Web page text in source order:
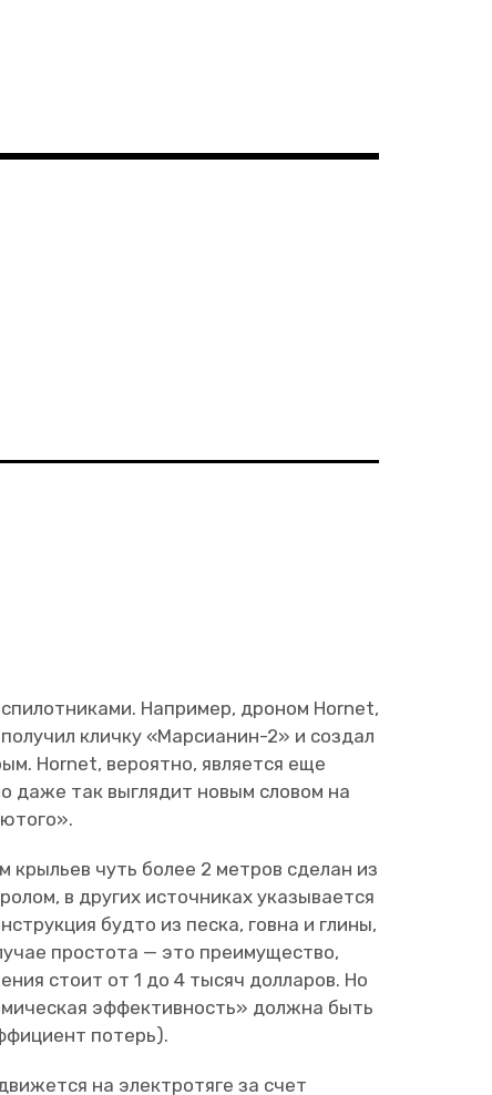
Например, дроном Hornet,
кличку «Марсианин-2» и создал
Hornet, вероятно, является еще
даже так выглядит новым словом на
крыльев чуть более 2 метров сделан из
в других источниках указывается
будто из песка, говна и глины,
простота — это преимущество,
стоит от 1 до 4 тысяч долларов. Но
эффективность» должна быть
потерь).
на электротяге за счет